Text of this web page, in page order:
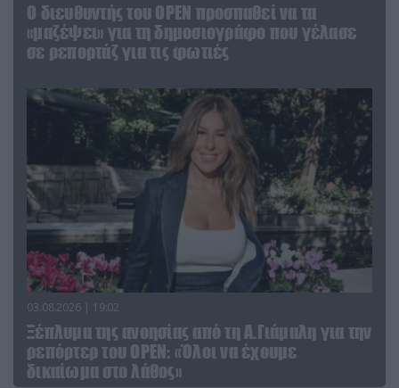
O διευθυντής του OPEN προσπαθεί να τα
«μαζέψει» για τη δημοσιογράφο που γέλασε
σε ρεπορτάζ για τις φωτιές
03.08.2026 | 19:02
Ξέπλυμα της ανοησίας από τη Α.Γιάμαλη για την
ρεπόρτερ του ΟΡΕΝ: «Όλοι να έχουμε
δικαίωμα στο λάθος»